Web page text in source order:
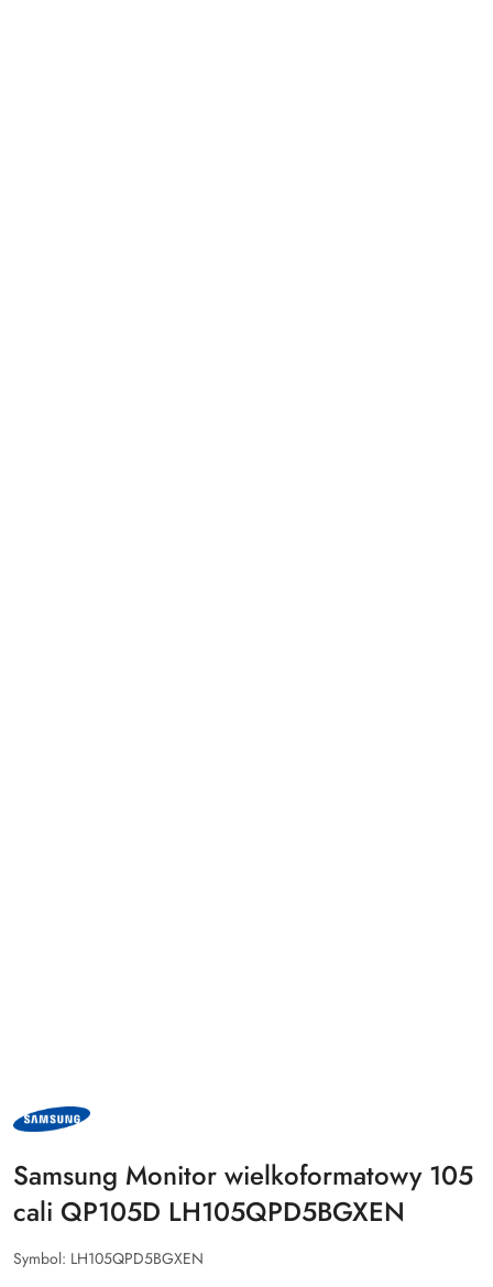
NAZWA
PRODUCENTA:
Samsung Monitor wielkoformatowy 105
cali QP105D LH105QPD5BGXEN
Symbol: LH105QPD5BGXEN